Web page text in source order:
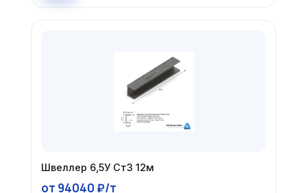
Швеллер 6,5У Ст3 12м
от 94040 ₽/т